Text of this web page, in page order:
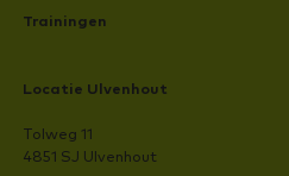
Trainingen
Locatie Ulvenhout
Tolweg 11
4851 SJ Ulvenhout